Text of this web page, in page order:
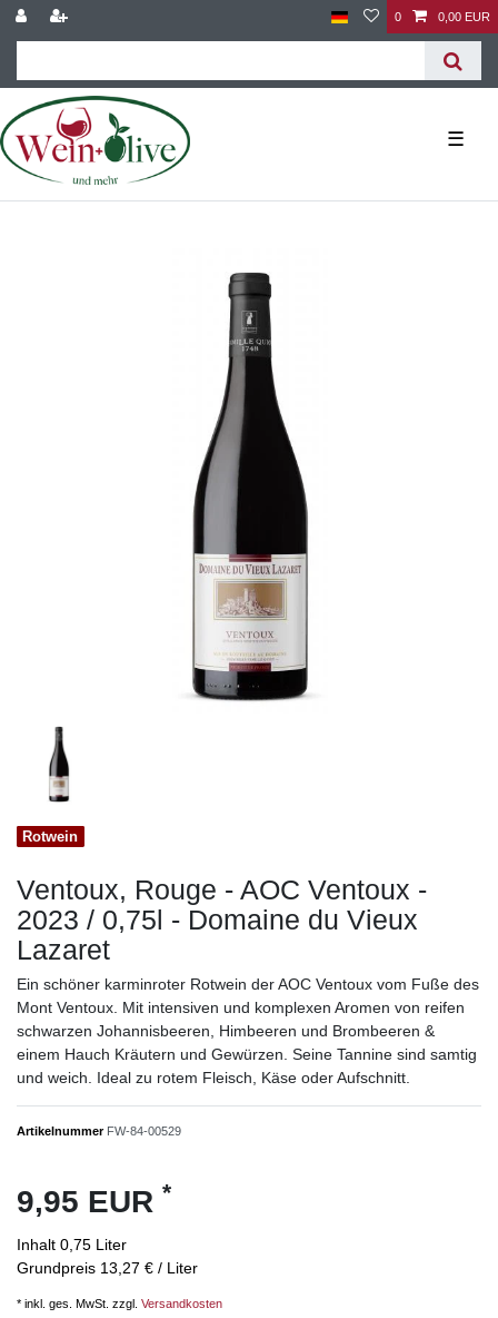
0 0,00 EUR
☰
Rotwein
Ventoux, Rouge - AOC Ventoux -
2023 / 0,75l - Domaine du Vieux
Lazaret
Ein schöner karminroter Rotwein der AOC Ventoux vom Fuße des
Mont Ventoux. Mit intensiven und komplexen Aromen von reifen
schwarzen Johannisbeeren, Himbeeren und Brombeeren &
einem Hauch Kräutern und Gewürzen. Seine Tannine sind samtig
und weich. Ideal zu rotem Fleisch, Käse oder Aufschnitt.
Artikelnummer FW-84-00529
9,95 EUR *
Inhalt 0,75 Liter
Grundpreis 13,27 € / Liter
* inkl. ges. MwSt. zzgl. Versandkosten